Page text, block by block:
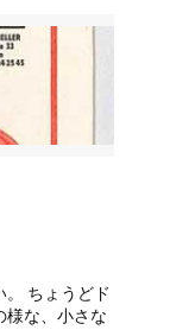
。 ちょうどド
様な、小さな